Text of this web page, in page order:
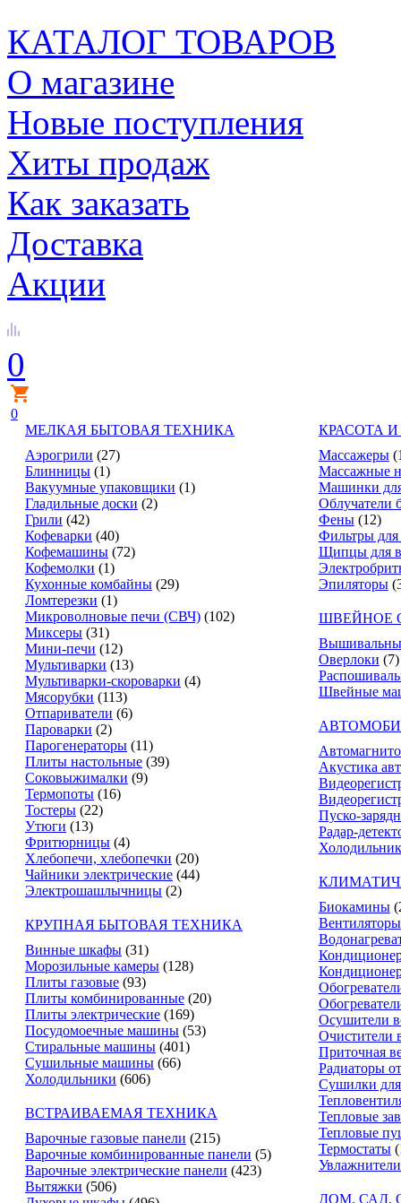
КАТАЛОГ ТОВАРОВ
О магазине
Новые поступления
Хиты продаж
Как заказать
Доставка
Акции
0
0
МЕЛКАЯ БЫТОВАЯ ТЕХНИКА
Аэрогрили (27)
Блинницы (1)
Вакуумные упаковщики (1)
Гладильные доски (2)
Грили (42)
Кофеварки (40)
Кофемашины (72)
Кофемолки (1)
Кухонные комбайны (29)
Ломтерезки (1)
Микроволновые печи (СВЧ) (102)
Миксеры (31)
Мини-печи (12)
Мультиварки (13)
Мультиварки-скороварки (4)
Мясорубки (113)
Отпариватели (6)
Пароварки (2)
Парогенераторы (11)
Плиты настольные (39)
Соковыжималки (9)
Термопоты (16)
Тостеры (22)
Утюги (13)
Фритюрницы (4)
Хлебопечи, хлебопечки (20)
Чайники электрические (44)
Электрошашлычницы (2)
КРУПНАЯ БЫТОВАЯ ТЕХНИКА
Винные шкафы (31)
Морозильные камеры (128)
Плиты газовые (93)
Плиты комбинированные (20)
Плиты электрические (169)
Посудомоечные машины (53)
Стиральные машины (401)
Сушильные машины (66)
Холодильники (606)
ВСТРАИВАЕМАЯ ТЕХНИКА
Варочные газовые панели (215)
Варочные комбинированные панели (5)
Варочные электрические панели (423)
Вытяжки (506)
КРАСОТА И
Массажеры
Массажные
Машинки
Облучатели
Фены (12)
Фильтры
Щипцы для
Эпиляторы
ШВЕЙНОЕ
Оверлоки (7)
Швейные
Акустика
Пуско-
Радар-
Биокамины
Вентиляторы
Осушители
Очистители
Приточная
Радиаторы
Сушилки
Тепловые
Тепловые
Термостаты
ДОМ, САД,